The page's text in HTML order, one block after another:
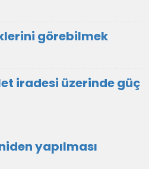
görebilmek
iradesi üzerinde güç
yapılması